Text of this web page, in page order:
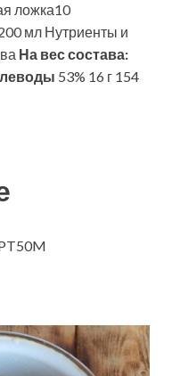
ложка10
мл Нутриенты и
На вес состава:
53% 16 г 154